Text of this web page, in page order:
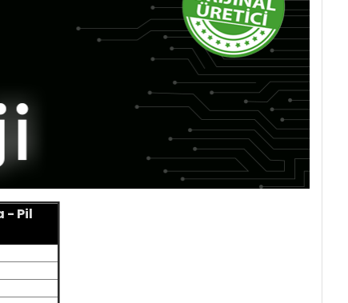
- Pil